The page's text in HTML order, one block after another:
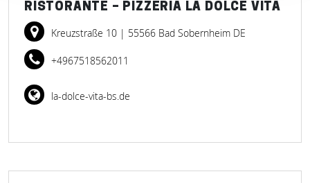
RISTORANTE – PIZZERIA LA DOLCE VITA
Kreuzstraße 10 | 55566 Bad Sobernheim DE
+4967518562011
la-dolce-vita-bs.de